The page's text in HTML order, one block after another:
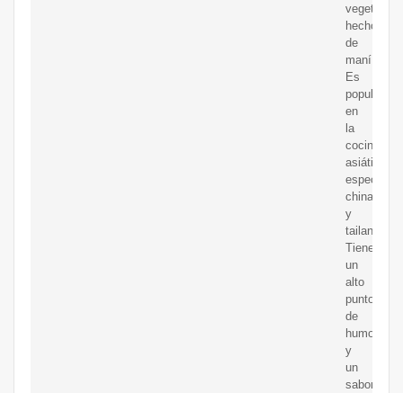
vegetal
hecho
de
maní.
Es
popular
en
la
cocina
asiática,
china
y
tailandesa.
Tiene
un
alto
punto
de
humo
y
un
sabor